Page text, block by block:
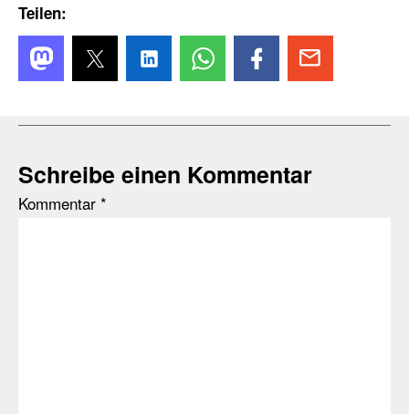
Teilen:
Schreibe einen Kommentar
Kommentar *